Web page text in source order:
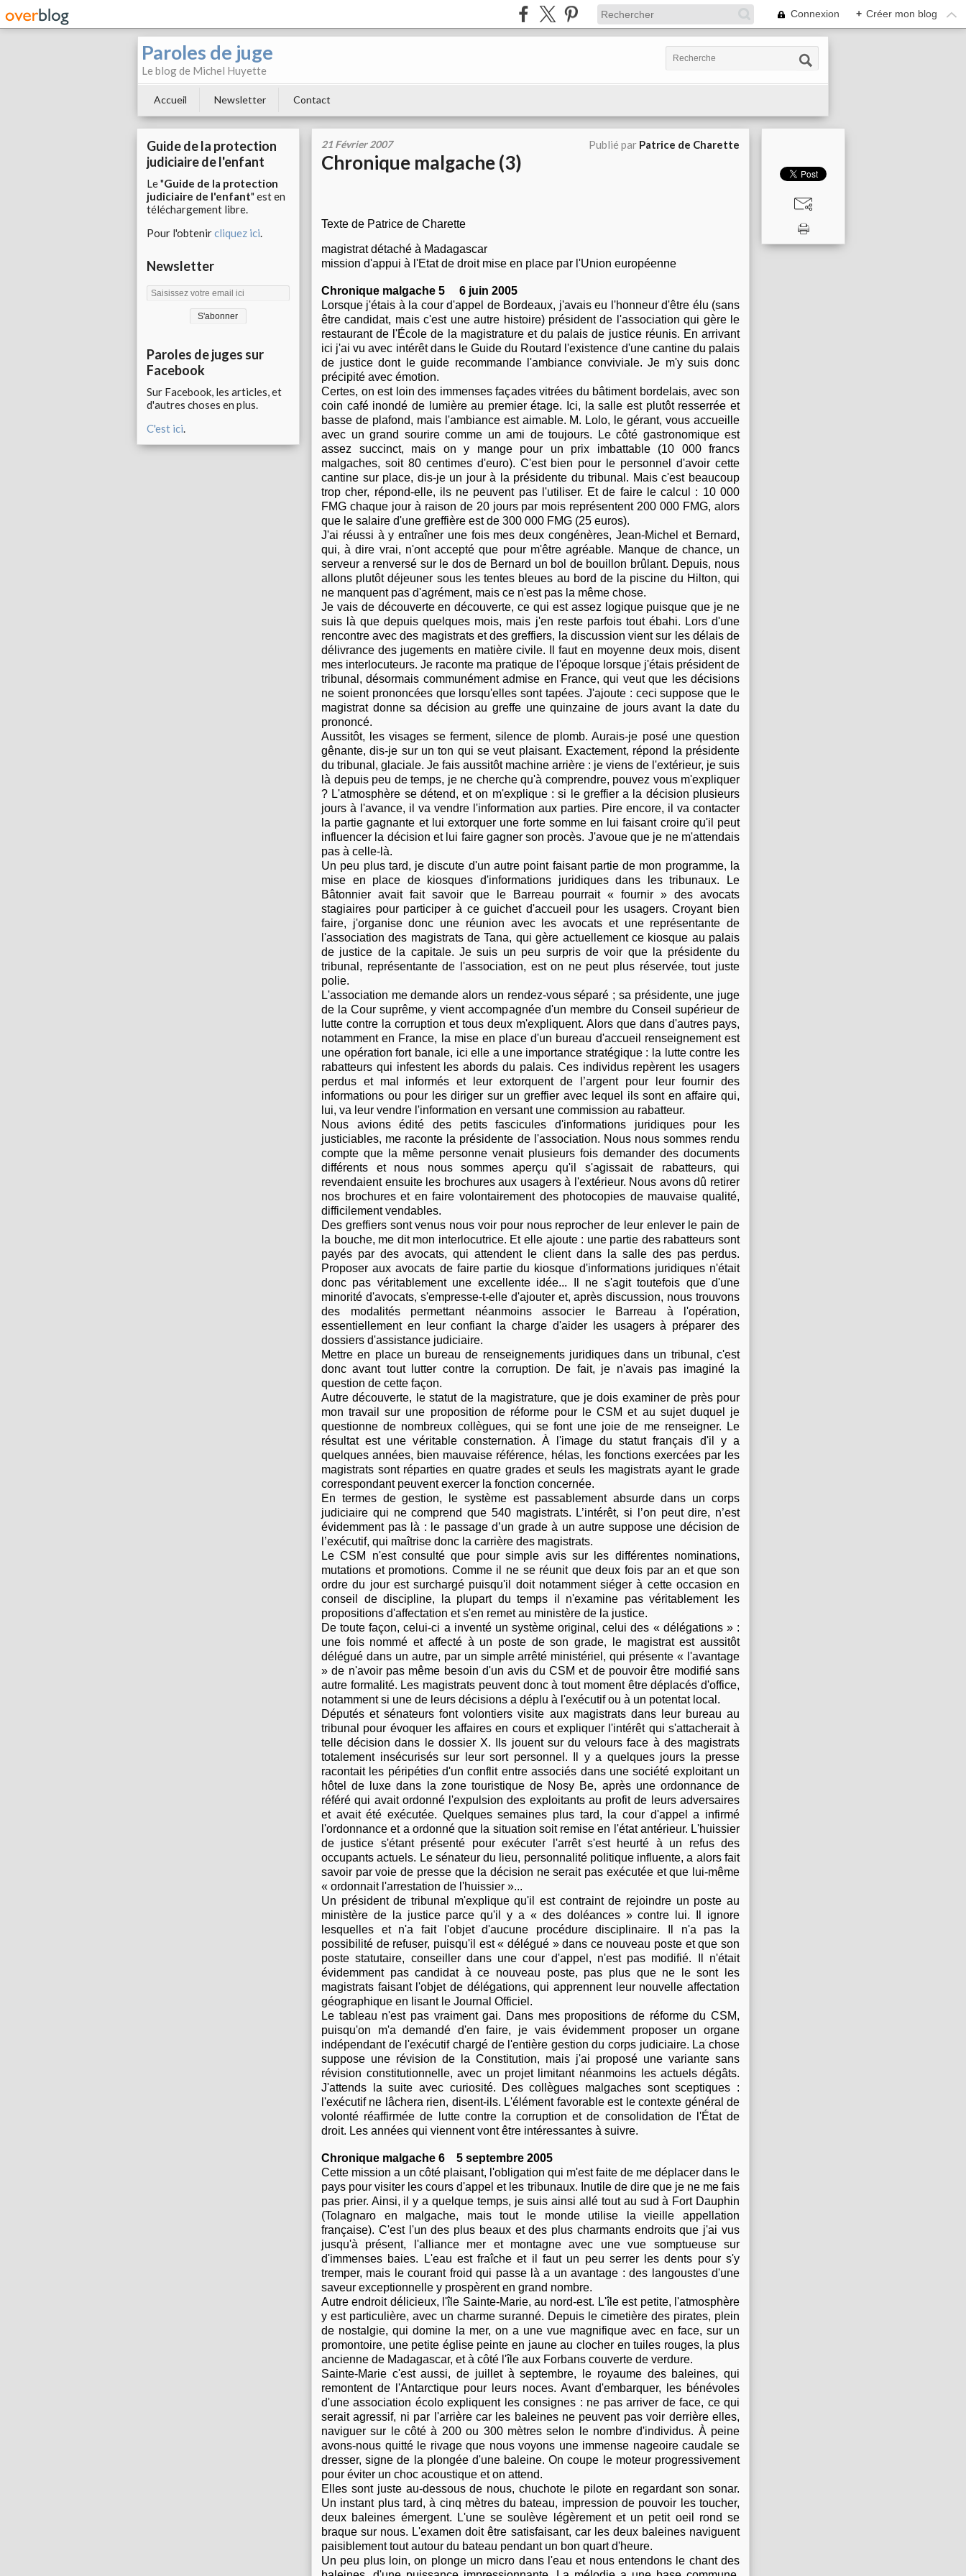
Connexion + Créer mon blog
Paroles de juge
Le blog de Michel Huyette
Accueil Newsletter Contact
Guide de la protection
judiciaire de l'enfant
Le "Guide de la protection
judiciaire de l'enfant" est en
téléchargement libre.
Pour l'obtenircliquez ici.
Newsletter
Paroles de juges sur
Facebook
Sur Facebook, les articles, et
d'autres choses en plus.
C'est ici.
21 Février 2007 Publié par Patrice de Charette
Chronique malgache (3)
Texte de Patrice de Charette
magistrat détaché à Madagascar
mission d'appui à l'Etat de droit mise en place par l'Union européenne
Chronique malgache 5 6 juin 2005
Lorsque j'étais à la cour d'appel de Bordeaux, j'avais eu l'honneur d'être élu (sans
être candidat, mais c'est une autre histoire) président de l'association qui gère le
restaurant de l'École de la magistrature et du palais de justice réunis. En arrivant
ici j'ai vu avec intérêt dans le Guide du Routard l'existence d'une cantine du palais
de justice dont le guide recommande l'ambiance conviviale. Je m'y suis donc
précipité avec émotion.
Certes, on est loin des immenses façades vitrées du bâtiment bordelais, avec son
coin café inondé de lumière au premier étage. Ici, la salle est plutôt resserrée et
basse de plafond, mais l'ambiance est aimable. M. Lolo, le gérant, vous accueille
avec un grand sourire comme un ami de toujours. Le côté gastronomique est
assez succinct, mais on y mange pour un prix imbattable (10 000 francs
malgaches, soit 80 centimes d'euro). C'est bien pour le personnel d'avoir cette
cantine sur place, dis-je un jour à la présidente du tribunal. Mais c'est beaucoup
trop cher, répond-elle, ils ne peuvent pas l'utiliser. Et de faire le calcul : 10 000
FMG chaque jour à raison de 20 jours par mois représentent 200 000 FMG, alors
que le salaire d'une greffière est de 300 000 FMG (25 euros).
J'ai réussi à y entraîner une fois mes deux congénères, Jean-Michel et Bernard,
qui, à dire vrai, n'ont accepté que pour m'être agréable. Manque de chance, un
serveur a renversé sur le dos de Bernard un bol de bouillon brûlant. Depuis, nous
allons plutôt déjeuner sous les tentes bleues au bord de la piscine du Hilton, qui
ne manquent pas d'agrément, mais ce n'est pas la même chose.
Je vais de découverte en découverte, ce qui est assez logique puisque que je ne
suis là que depuis quelques mois, mais j'en reste parfois tout ébahi. Lors d'une
rencontre avec des magistrats et des greffiers, la discussion vient sur les délais de
délivrance des jugements en matière civile. Il faut en moyenne deux mois, disent
mes interlocuteurs. Je raconte ma pratique de l'époque lorsque j'étais président de
tribunal, désormais communément admise en France, qui veut que les décisions
ne soient prononcées que lorsqu'elles sont tapées. J'ajoute : ceci suppose que le
magistrat donne sa décision au greffe une quinzaine de jours avant la date du
prononcé.
Aussitôt, les visages se ferment, silence de plomb. Aurais-je posé une question
gênante, dis-je sur un ton qui se veut plaisant. Exactement, répond la présidente
du tribunal, glaciale. Je fais aussitôt machine arrière : je viens de l'extérieur, je suis
là depuis peu de temps, je ne cherche qu'à comprendre, pouvez vous m'expliquer
? L'atmosphère se détend, et on m'explique : si le greffier a la décision plusieurs
jours à l'avance, il va vendre l'information aux parties. Pire encore, il va contacter
la partie gagnante et lui extorquer une forte somme en lui faisant croire qu'il peut
influencer la décision et lui faire gagner son procès. J'avoue que je ne m'attendais
pas à celle-là.
Un peu plus tard, je discute d'un autre point faisant partie de mon programme, la
mise en place de kiosques d'informations juridiques dans les tribunaux. Le
Bâtonnier avait fait savoir que le Barreau pourrait « fournir » des avocats
stagiaires pour participer à ce guichet d'accueil pour les usagers. Croyant bien
faire, j'organise donc une réunion avec les avocats et une représentante de
l'association des magistrats de Tana, qui gère actuellement ce kiosque au palais
de justice de la capitale. Je suis un peu surpris de voir que la présidente du
tribunal, représentante de l'association, est on ne peut plus réservée, tout juste
polie.
L'association me demande alors un rendez-vous séparé ; sa présidente, une juge
de la Cour suprême, y vient accompagnée d'un membre du Conseil supérieur de
lutte contre la corruption et tous deux m'expliquent. Alors que dans d'autres pays,
notamment en France, la mise en place d'un bureau d'accueil renseignement est
une opération fort banale, ici elle a une importance stratégique : la lutte contre les
rabatteurs qui infestent les abords du palais. Ces individus repèrent les usagers
perdus et mal informés et leur extorquent de l’argent pour leur fournir des
informations ou pour les diriger sur un greffier avec lequel ils sont en affaire qui,
lui, va leur vendre l'information en versant une commission au rabatteur.
Nous avions édité des petits fascicules d'informations juridiques pour les
justiciables, me raconte la présidente de l'association. Nous nous sommes rendu
compte que la même personne venait plusieurs fois demander des documents
différents et nous nous sommes aperçu qu'il s'agissait de rabatteurs, qui
revendaient ensuite les brochures aux usagers à l'extérieur. Nous avons dû retirer
nos brochures et en faire volontairement des photocopies de mauvaise qualité,
difficilement vendables.
Des greffiers sont venus nous voir pour nous reprocher de leur enlever le pain de
la bouche, me dit mon interlocutrice. Et elle ajoute : une partie des rabatteurs sont
payés par des avocats, qui attendent le client dans la salle des pas perdus.
Proposer aux avocats de faire partie du kiosque d'informations juridiques n'était
donc pas véritablement une excellente idée... Il ne s'agit toutefois que d'une
minorité d'avocats, s'empresse-t-elle d'ajouter et, après discussion, nous trouvons
des modalités permettant néanmoins associer le Barreau à l'opération,
essentiellement en leur confiant la charge d'aider les usagers à préparer des
dossiers d'assistance judiciaire.
Mettre en place un bureau de renseignements juridiques dans un tribunal, c'est
donc avant tout lutter contre la corruption. De fait, je n'avais pas imaginé la
question de cette façon.
Autre découverte, le statut de la magistrature, que je dois examiner de près pour
mon travail sur une proposition de réforme pour le CSM et au sujet duquel je
questionne de nombreux collègues, qui se font une joie de me renseigner. Le
résultat est une véritable consternation. À l'image du statut français d'il y a
quelques années, bien mauvaise référence, hélas, les fonctions exercées par les
magistrats sont réparties en quatre grades et seuls les magistrats ayant le grade
correspondant peuvent exercer la fonction concernée.
En termes de gestion, le système est passablement absurde dans un corps
judiciaire qui ne comprend que 540 magistrats. L’intérêt, si l’on peut dire, n’est
évidemment pas là : le passage d’un grade à un autre suppose une décision de
l’exécutif, qui maîtrise donc la carrière des magistrats.
Le CSM n'est consulté que pour simple avis sur les différentes nominations,
mutations et promotions. Comme il ne se réunit que deux fois par an et que son
ordre du jour est surchargé puisqu'il doit notamment siéger à cette occasion en
conseil de discipline, la plupart du temps il n'examine pas véritablement les
propositions d'affectation et s'en remet au ministère de la justice.
De toute façon, celui-ci a inventé un système original, celui des « délégations » :
une fois nommé et affecté à un poste de son grade, le magistrat est aussitôt
délégué dans un autre, par un simple arrêté ministériel, qui présente « l'avantage
» de n'avoir pas même besoin d'un avis du CSM et de pouvoir être modifié sans
autre formalité. Les magistrats peuvent donc à tout moment être déplacés d'office,
notamment si une de leurs décisions a déplu à l'exécutif ou à un potentat local.
Députés et sénateurs font volontiers visite aux magistrats dans leur bureau au
tribunal pour évoquer les affaires en cours et expliquer l'intérêt qui s'attacherait à
telle décision dans le dossier X. Ils jouent sur du velours face à des magistrats
totalement insécurisés sur leur sort personnel. Il y a quelques jours la presse
racontait les péripéties d'un conflit entre associés dans une société exploitant un
hôtel de luxe dans la zone touristique de Nosy Be, après une ordonnance de
référé qui avait ordonné l'expulsion des exploitants au profit de leurs adversaires
et avait été exécutée. Quelques semaines plus tard, la cour d'appel a infirmé
l'ordonnance et a ordonné que la situation soit remise en l'état antérieur. L'huissier
de justice s'étant présenté pour exécuter l'arrêt s'est heurté à un refus des
occupants actuels. Le sénateur du lieu, personnalité politique influente, a alors fait
savoir par voie de presse que la décision ne serait pas exécutée et que lui-même
« ordonnait l'arrestation de l'huissier »...
Un président de tribunal m'explique qu'il est contraint de rejoindre un poste au
ministère de la justice parce qu'il y a « des doléances » contre lui. Il ignore
lesquelles et n'a fait l'objet d'aucune procédure disciplinaire. Il n'a pas la
possibilité de refuser, puisqu'il est « délégué » dans ce nouveau poste et que son
poste statutaire, conseiller dans une cour d'appel, n'est pas modifié. Il n'était
évidemment pas candidat à ce nouveau poste, pas plus que ne le sont les
magistrats faisant l'objet de délégations, qui apprennent leur nouvelle affectation
géographique en lisant le Journal Officiel.
Le tableau n'est pas vraiment gai. Dans mes propositions de réforme du CSM,
puisqu'on m'a demandé d'en faire, je vais évidemment proposer un organe
indépendant de l'exécutif chargé de l'entière gestion du corps judiciaire. La chose
suppose une révision de la Constitution, mais j'ai proposé une variante sans
révision constitutionnelle, avec un projet limitant néanmoins les actuels dégâts.
J'attends la suite avec curiosité. Des collègues malgaches sont sceptiques :
l'exécutif ne lâchera rien, disent-ils. L'élément favorable est le contexte général de
volonté réaffirmée de lutte contre la corruption et de consolidation de l'État de
droit. Les années qui viennent vont être intéressantes à suivre.
Chronique malgache 6 5 septembre 2005
Cette mission a un côté plaisant, l'obligation qui m'est faite de me déplacer dans le
pays pour visiter les cours d'appel et les tribunaux. Inutile de dire que je ne me fais
pas prier. Ainsi, il y a quelque temps, je suis ainsi allé tout au sud à Fort Dauphin
(Tolagnaro en malgache, mais tout le monde utilise la vieille appellation
française). C'est l'un des plus beaux et des plus charmants endroits que j'ai vus
jusqu'à présent, l'alliance mer et montagne avec une vue somptueuse sur
d'immenses baies. L'eau est fraîche et il faut un peu serrer les dents pour s'y
tremper, mais le courant froid qui passe là a un avantage : des langoustes d'une
saveur exceptionnelle y prospèrent en grand nombre.
Autre endroit délicieux, l'île Sainte-Marie, au nord-est. L'île est petite, l'atmosphère
y est particulière, avec un charme suranné. Depuis le cimetière des pirates, plein
de nostalgie, qui domine la mer, on a une vue magnifique avec en face, sur un
promontoire, une petite église peinte en jaune au clocher en tuiles rouges, la plus
ancienne de Madagascar, et à côté l'île aux Forbans couverte de verdure.
Sainte-Marie c'est aussi, de juillet à septembre, le royaume des baleines, qui
remontent de l'Antarctique pour leurs noces. Avant d'embarquer, les bénévoles
d'une association écolo expliquent les consignes : ne pas arriver de face, ce qui
serait agressif, ni par l'arrière car les baleines ne peuvent pas voir derrière elles,
naviguer sur le côté à 200 ou 300 mètres selon le nombre d'individus. À peine
avons-nous quitté le rivage que nous voyons une immense nageoire caudale se
dresser, signe de la plongée d'une baleine. On coupe le moteur progressivement
pour éviter un choc acoustique et on attend.
Elles sont juste au-dessous de nous, chuchote le pilote en regardant son sonar.
Un instant plus tard, à cinq mètres du bateau, impression de pouvoir les toucher,
deux baleines émergent. L'une se soulève légèrement et un petit oeil rond se
braque sur nous. L'examen doit être satisfaisant, car les deux baleines naviguent
paisiblement tout autour du bateau pendant un bon quart d'heure.
Un peu plus loin, on plonge un micro dans l'eau et nous entendons le chant des